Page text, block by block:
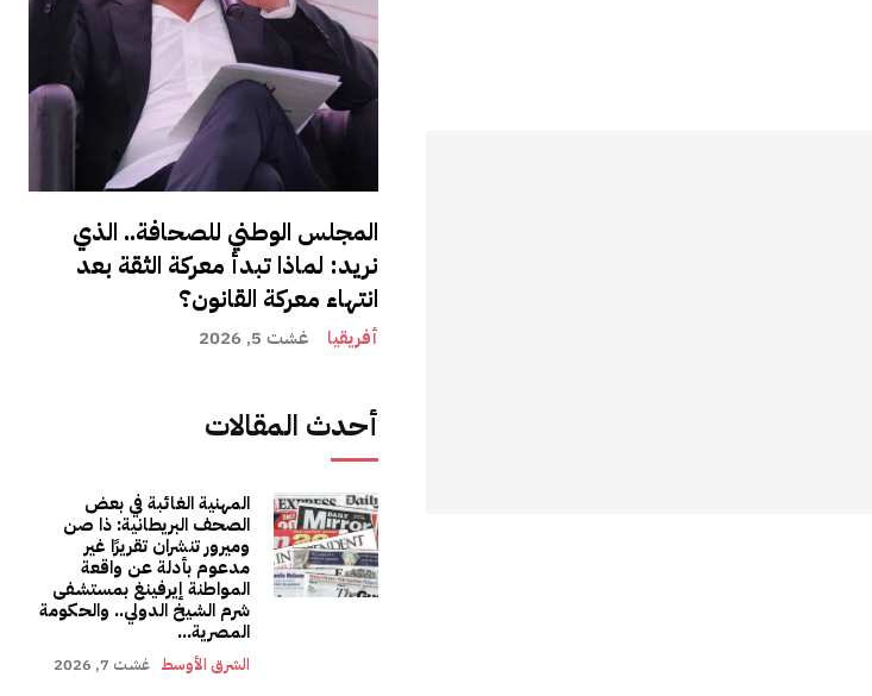
المجلس الوطني للصحافة.. الذي
نريد: لماذا تبدأ معركة الثقة بعد
انتهاء معركة القانون؟
أفريقيا غشت 5, 2026
أحدث المقالات
المهنية الغائبة في بعض
الصحف البريطانية: ذا صن
وميرور تنشران تقريرًا غير
مدعوم بأدلة عن واقعة
المواطنة إيرفينغ بمستشفى
شرم الشيخ الدولي.. والحكومة
المصرية...
الشرق الأوسط غشت 7, 2026